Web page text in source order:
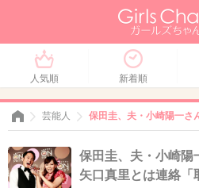
人気順 新着順
芸能人 保田圭、夫・小崎陽一さ
保田圭、夫・小崎陽
矢口真里とは連絡「